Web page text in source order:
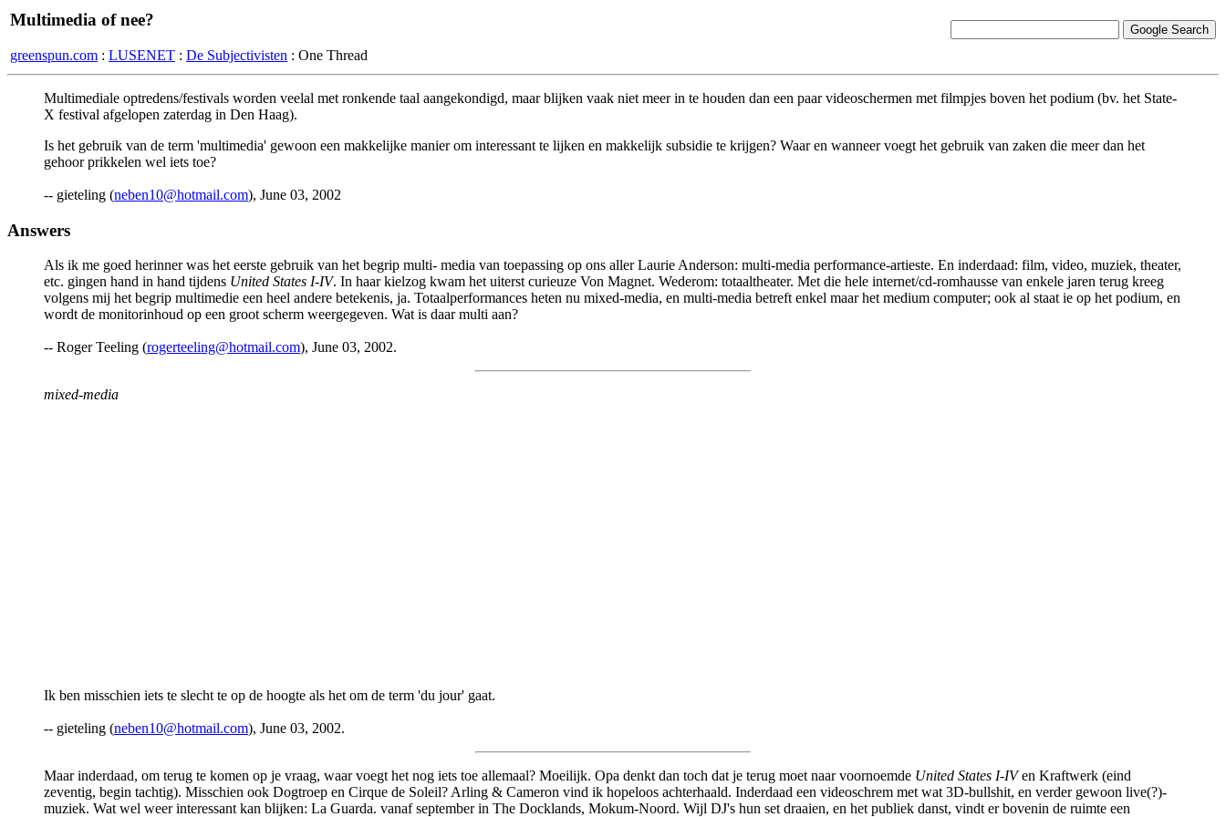
Multimedia of nee?
greenspun.com : LUSENET : De Subjectivisten : One Thread
Multimediale optredens/festivals worden veelal met ronkende taal aangekondigd, maar blijken vaak niet meer in te houden dan een paar videoschermen met filmpjes boven het podium (bv. het State-
X festival afgelopen zaterdag in Den Haag).
Is het gebruik van de term 'multimedia' gewoon een makkelijke manier om interessant te lijken en makkelijk subsidie te krijgen? Waar en wanneer voegt het gebruik van zaken die meer dan het
gehoor prikkelen wel iets toe?
-- gieteling (neben10@hotmail.com), June 03, 2002
Answers
Als ik me goed herinner was het eerste gebruik van het begrip multi- media van toepassing op ons aller Laurie Anderson: multi-media performance-artieste. En inderdaad: film, video, muziek, theater,
etc. gingen hand in hand tijdens United States I-IV. In haar kielzog kwam het uiterst curieuze Von Magnet. Wederom: totaaltheater. Met die hele internet/cd-romhausse van enkele jaren terug kreeg
volgens mij het begrip multimedie een heel andere betekenis, ja. Totaalperformances heten nu mixed-media, en multi-media betreft enkel maar het medium computer; ook al staat ie op het podium, en
wordt de monitorinhoud op een groot scherm weergegeven. Wat is daar multi aan?
-- Roger Teeling (rogerteeling@hotmail.com), June 03, 2002.
mixed-media
Ik ben misschien iets te slecht te op de hoogte als het om de term 'du jour' gaat.
-- gieteling (neben10@hotmail.com), June 03, 2002.
Maar inderdaad, om terug te komen op je vraag, waar voegt het nog iets toe allemaal? Moeilijk. Opa denkt dan toch dat je terug moet naar voornoemde United States I-IVen Kraftwerk (eind
zeventig, begin tachtig). Misschien ook Dogtroep en Cirque de Soleil? Arling & Cameron vind ik hopeloos achterhaald. Inderdaad een videoschrem met wat 3D-bullshit, en verder gewoon live(?)-
muziek. Wat wel weer interessant kan blijken: La Guarda. vanaf september in The Docklands, Mokum-Noord. Wijl DJ's hun set draaien, en het publiek danst, vindt er bovenin de ruimte een